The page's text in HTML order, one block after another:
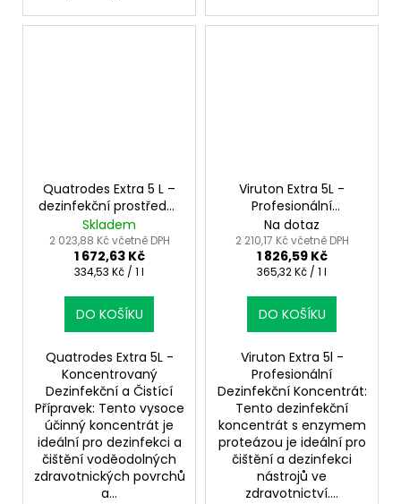
Quatrodes Extra 5 L –
dezinfekční prostředek
pro profesionální
použití
Skladem
2 023,88 Kč včetně DPH
1 672,63 Kč
Měrná
334,53 Kč / 1 l
DO KOŠÍKU
Quatrodes Extra 5L -
Koncentrovaný
Dezinfekční a Čistící
Přípravek: Tento vysoce
účinný koncentrát je
ideální pro dezinfekci a
čištění voděodolných
zdravotnických povrchů
a...
Viruton Extra 5L -
Profesionální
Dezinfekční
Koncentrát
Na dotaz
2 210,17 Kč včetně DPH
1 826,59 Kč
Měrná
365,32 Kč / 1 l
DO KOŠÍKU
Viruton Extra 5l -
Profesionální
Dezinfekční Koncentrát:
Tento dezinfekční
koncentrát s enzymem
proteázou je ideální pro
čištění a dezinfekci
nástrojů ve
zdravotnictví....